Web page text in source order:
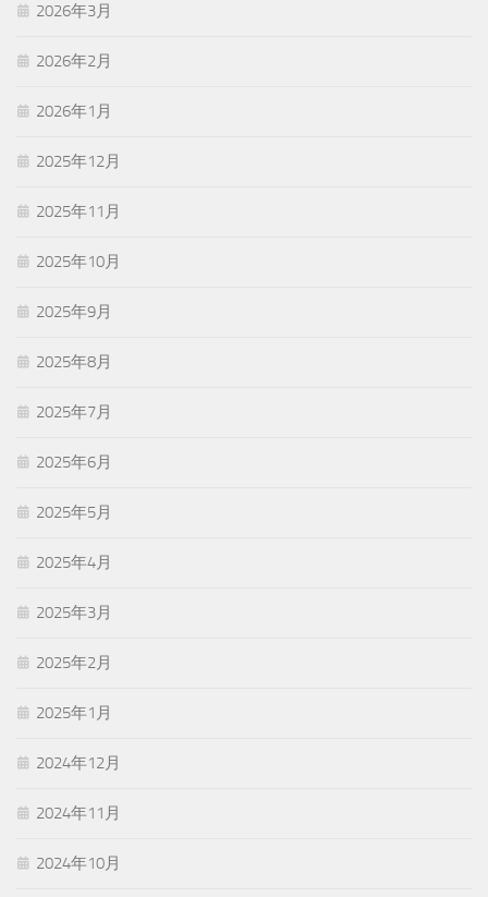
2026年3月
2026年2月
2026年1月
2025年12月
2025年11月
2025年10月
2025年9月
2025年8月
2025年7月
2025年6月
2025年5月
2025年4月
2025年3月
2025年2月
2025年1月
2024年12月
2024年11月
2024年10月